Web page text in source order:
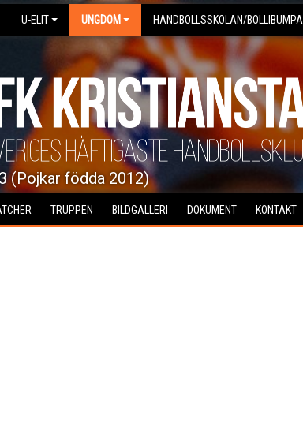
U-ELIT UNGDOM HANDBOLLSSKOLAN/BOLLIBUMPA
(Pojkar födda 2012)
TRUPPEN BILDGALLERI DOKUMENT KONTAKT